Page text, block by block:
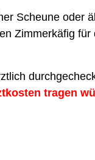
Scheune oder
Zimmerkäfig
tragen